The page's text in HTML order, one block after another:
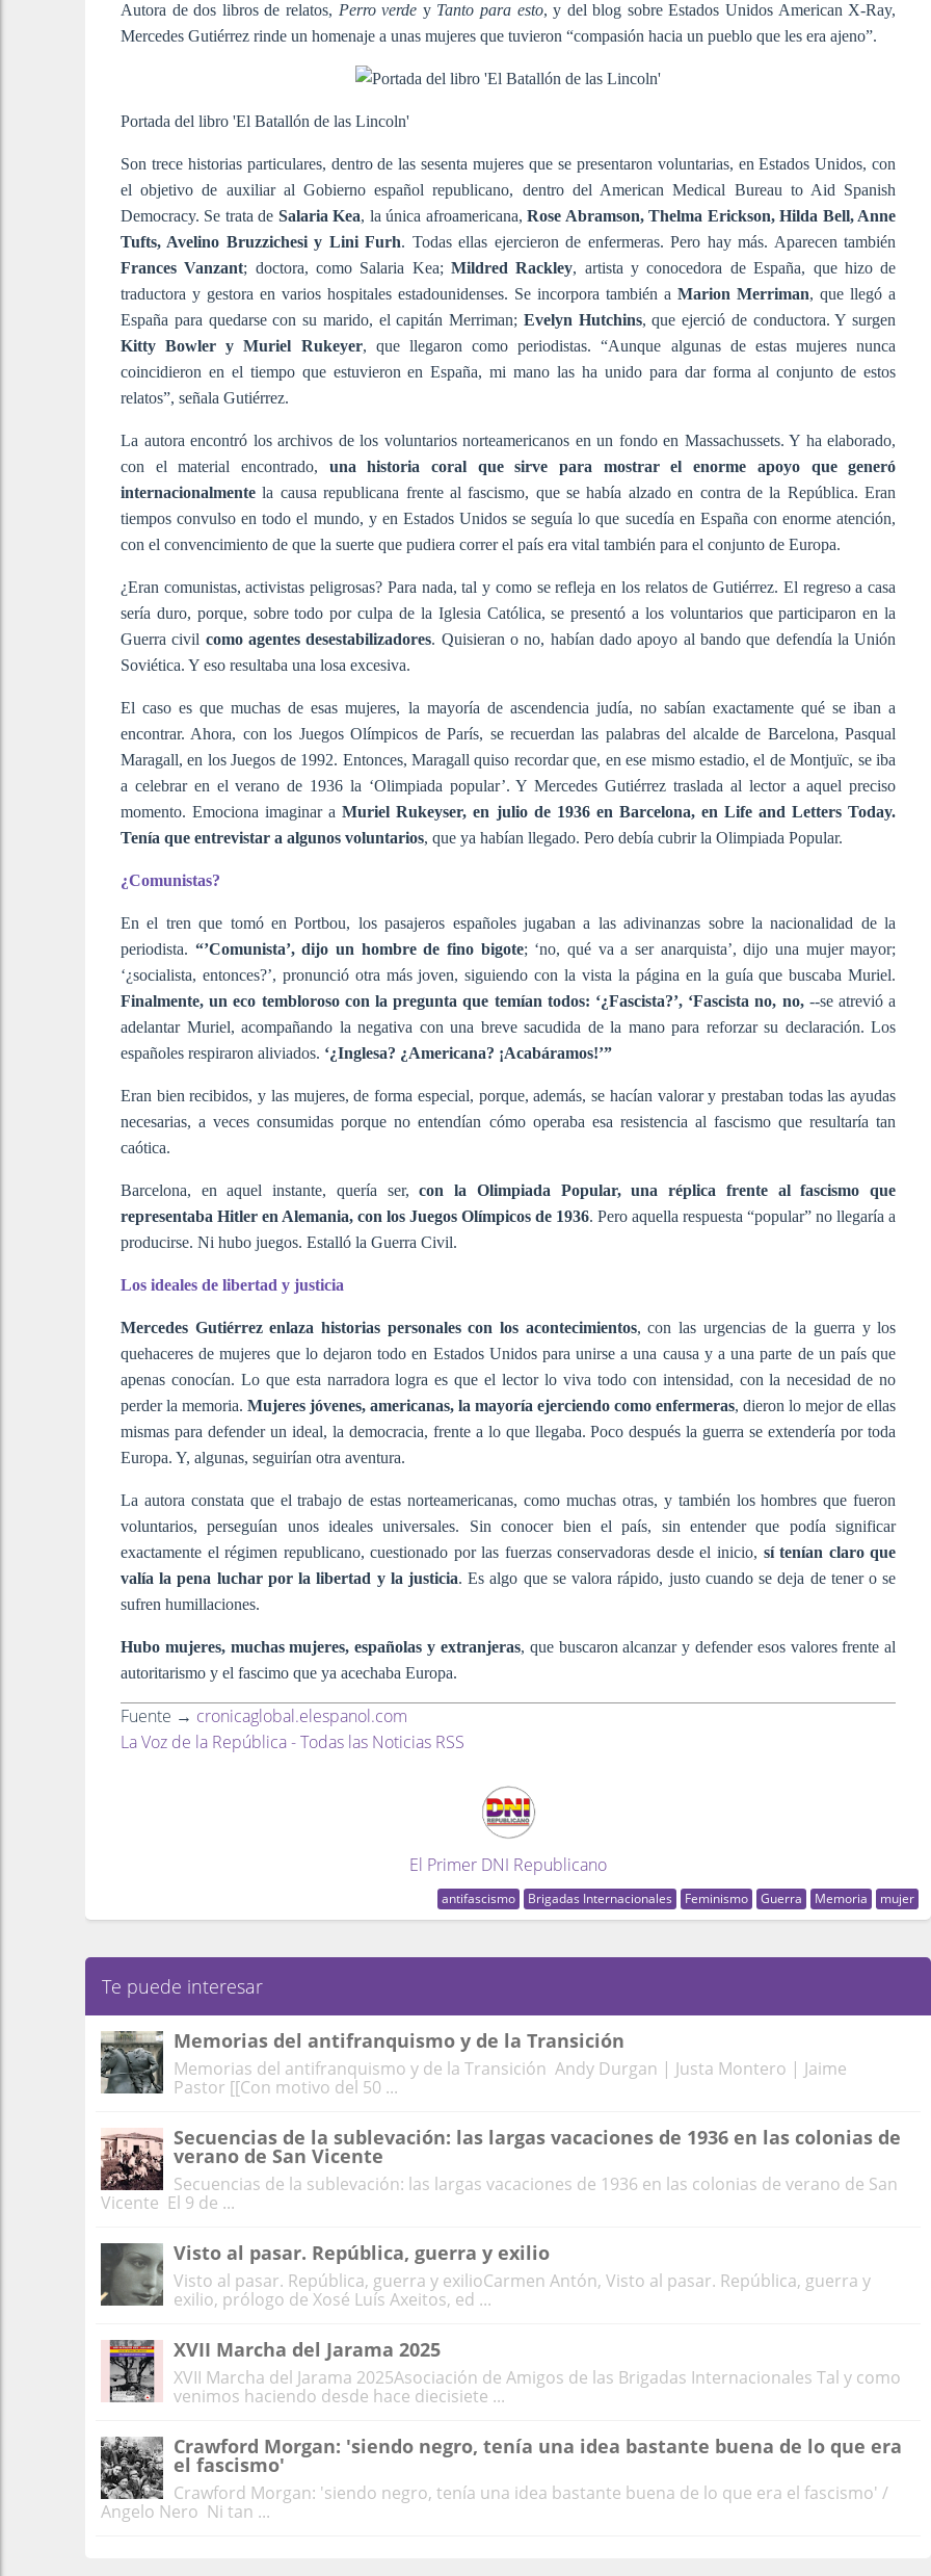
Autora de dos libros de relatos, Perro verde y Tanto para esto, y del blog sobre Estados Unidos American X-Ray,
Mercedes Gutiérrez rinde un homenaje a unas mujeres que tuvieron “compasión hacia un pueblo que les era ajeno”.
Portada del libro 'El Batallón de las Lincoln'
Son trece historias particulares, dentro de las sesenta mujeres que se presentaron voluntarias, en Estados Unidos, con
el objetivo de auxiliar al Gobierno español republicano, dentro del American Medical Bureau to Aid Spanish
Democracy. Se trata de Salaria Kea, la única afroamericana,Rose Abramson, Thelma Erickson, Hilda Bell, Anne
Tufts, Avelino Bruzzichesi y Lini Furh. Todas ellas ejercieron de enfermeras. Pero hay más. Aparecen también
Frances Vanzant; doctora, como Salaria Kea;Mildred Rackley, artista y conocedora de España, que hizo de
traductora y gestora en varios hospitales estadounidenses. Se incorpora también aMarion Merriman, que llegó a
España para quedarse con su marido, el capitán Merriman; Evelyn Hutchins, que ejerció de conductora. Y surgen
Kitty Bowler y Muriel Rukeyer, que llegaron como periodistas. “Aunque algunas de estas mujeres nunca
coincidieron en el tiempo que estuvieron en España, mi mano las ha unido para dar forma al conjunto de estos
relatos”, señala Gutiérrez.
La autora encontró los archivos de los voluntarios norteamericanos en un fondo en Massachussets. Y ha elaborado,
con el material encontrado, una historia coral que sirve para mostrar el enorme apoyo que generó
internacionalmente la causa republicana frente al fascismo, que se había alzado en contra de la República. Eran
tiempos convulso en todo el mundo, y en Estados Unidos se seguía lo que sucedía en España con enorme atención,
con el convencimiento de que la suerte que pudiera correr el país era vital también para el conjunto de Europa.
¿Eran comunistas, activistas peligrosas? Para nada, tal y como se refleja en los relatos de Gutiérrez. El regreso a casa
sería duro, porque, sobre todo por culpa de la Iglesia Católica, se presentó a los voluntarios que participaron en la
Guerra civil como agentes desestabilizadores. Quisieran o no, habían dado apoyo al bando que defendía la Unión
Soviética. Y eso resultaba una losa excesiva.
El caso es que muchas de esas mujeres, la mayoría de ascendencia judía, no sabían exactamente qué se iban a
encontrar. Ahora, con los Juegos Olímpicos de París, se recuerdan las palabras del alcalde de Barcelona, Pasqual
Maragall, en los Juegos de 1992. Entonces, Maragall quiso recordar que, en ese mismo estadio, el de Montjuïc, se iba
a celebrar en el verano de 1936 la ‘Olimpiada popular’. Y Mercedes Gutiérrez traslada al lector a aquel preciso
momento. Emociona imaginar aMuriel Rukeyser, en julio de 1936 en Barcelona, en Life and Letters Today.
Tenía que entrevistar a algunos voluntarios, que ya habían llegado. Pero debía cubrir la Olimpiada Popular.
¿Comunistas?
En el tren que tomó en Portbou, los pasajeros españoles jugaban a las adivinanzas sobre la nacionalidad de la
periodista. “’Comunista’, dijo un hombre de fino bigote; ‘no, qué va a ser anarquista’, dijo una mujer mayor;
‘¿socialista, entonces?’, pronunció otra más joven, siguiendo con la vista la página en la guía que buscaba Muriel.
Finalmente, un eco tembloroso con la pregunta que temían todos: ‘¿Fascista?’, ‘Fascista no, no,--se atrevió a
adelantar Muriel, acompañando la negativa con una breve sacudida de la mano para reforzar su declaración. Los
españoles respiraron aliviados. ‘¿Inglesa? ¿Americana? ¡Acabáramos!’”
Eran bien recibidos, y las mujeres, de forma especial, porque, además, se hacían valorar y prestaban todas las ayudas
necesarias, a veces consumidas porque no entendían cómo operaba esa resistencia al fascismo que resultaría tan
caótica.
Barcelona, en aquel instante, quería ser,con la Olimpiada Popular, una réplica frente al fascismo que
representaba Hitler en Alemania, con los Juegos Olímpicos de 1936. Pero aquella respuesta “popular” no llegaría a
producirse. Ni hubo juegos. Estalló la Guerra Civil.
Los ideales de libertad y justicia
Mercedes Gutiérrez enlaza historias personales con los acontecimientos, con las urgencias de la guerra y los
quehaceres de mujeres que lo dejaron todo en Estados Unidos para unirse a una causa y a una parte de un país que
apenas conocían. Lo que esta narradora logra es que el lector lo viva todo con intensidad, con la necesidad de no
perder la memoria.Mujeres jóvenes, americanas, la mayoría ejerciendo como enfermeras, dieron lo mejor de ellas
mismas para defender un ideal, la democracia, frente a lo que llegaba. Poco después la guerra se extendería por toda
Europa. Y, algunas, seguirían otra aventura.
La autora constata que el trabajo de estas norteamericanas, como muchas otras, y también los hombres que fueron
voluntarios, perseguían unos ideales universales. Sin conocer bien el país, sin entender que podía significar
exactamente el régimen republicano, cuestionado por las fuerzas conservadoras desde el inicio, sí tenían claro que
valía la pena luchar por la libertad y la justicia. Es algo que se valora rápido, justo cuando se deja de tener o se
sufren humillaciones.
Hubo mujeres, muchas mujeres, españolas y extranjeras, que buscaron alcanzar y defender esos valores frente al
autoritarismo y el fascimo que ya acechaba Europa.
Fuente → cronicaglobal.elespanol.com
La Voz de la República - Todas las Noticias RSS
El Primer DNI Republicano
antifascismo Brigadas Internacionales Feminismo Guerra Memoria mujer
Te puede interesar
Memorias del antifranquismo y de la Transición
Memorias del antifranquismo y de la Transición Andy Durgan | Justa Montero | Jaime
Pastor [[Con motivo del 50 ...
Secuencias de la sublevación: las largas vacaciones de 1936 en las colonias de
verano de San Vicente
Secuencias de la sublevación: las largas vacaciones de 1936 en las colonias de verano de San
Vicente El 9 de ...
Visto al pasar. República, guerra y exilio
Visto al pasar. República, guerra y exilioCarmen Antón, Visto al pasar. República, guerra y
exilio, prólogo de Xosé Luís Axeitos, ed ...
XVII Marcha del Jarama 2025
XVII Marcha del Jarama 2025Asociación de Amigos de las Brigadas Internacionales Tal y como
venimos haciendo desde hace diecisiete ...
Crawford Morgan: 'siendo negro, tenía una idea bastante buena de lo que era
el fascismo'
Crawford Morgan: 'siendo negro, tenía una idea bastante buena de lo que era el fascismo' /
Angelo Nero Ni tan ...